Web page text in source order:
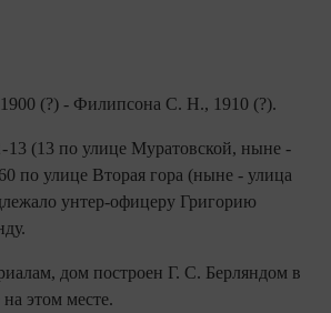
(?) - Филипсона С. Н., 1910 (?).
13 (13 по улице Муратовской, ныне -
по улице Вторая гора (ныне - улица
унтер‑офицеру Григорию
дом построен Г. С. Берляндом в
этом месте.